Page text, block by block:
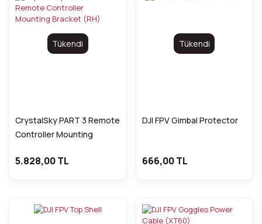
Tükendi
CrystalSky PART 3 Remote
Controller Mounting
5.828,00 TL
Tükendi
DJI FPV Gimbal Protector
666,00 TL